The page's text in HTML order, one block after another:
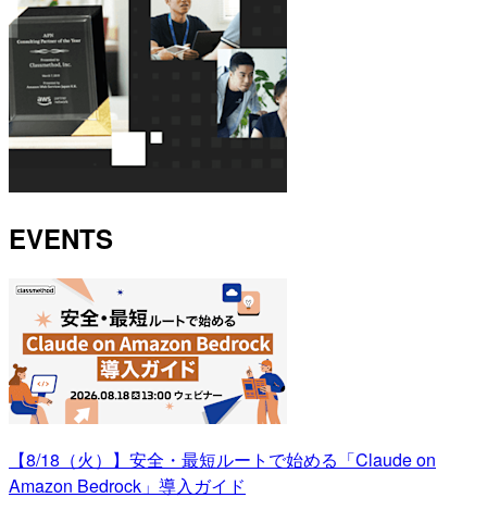
EVENTS
【8/18（火）】安全・最短ルートで始める「Claude on
Amazon Bedrock」導入ガイド